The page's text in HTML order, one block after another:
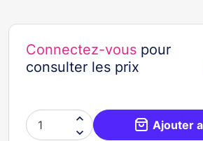
Connectez-vous pour
consulter les prix

 Ajouter